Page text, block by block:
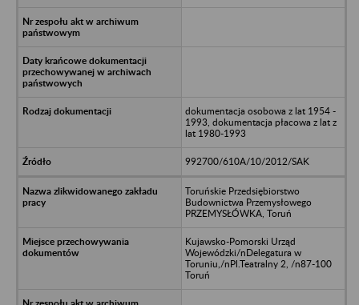
dokumentacja osobowa z lat 1954 -
1993, dokumentacja płacowa z lat z
lat 1980-1993
992700/610A/10/2012/SAK
Toruńskie Przedsiębiorstwo
Budownictwa Przemysłowego
PRZEMYSŁÓWKA, Toruń
Kujawsko-Pomorski Urząd
Wojewódzki/nDelegatura w
Toruniu,/nPl.Teatralny 2, /n87-100
Toruń